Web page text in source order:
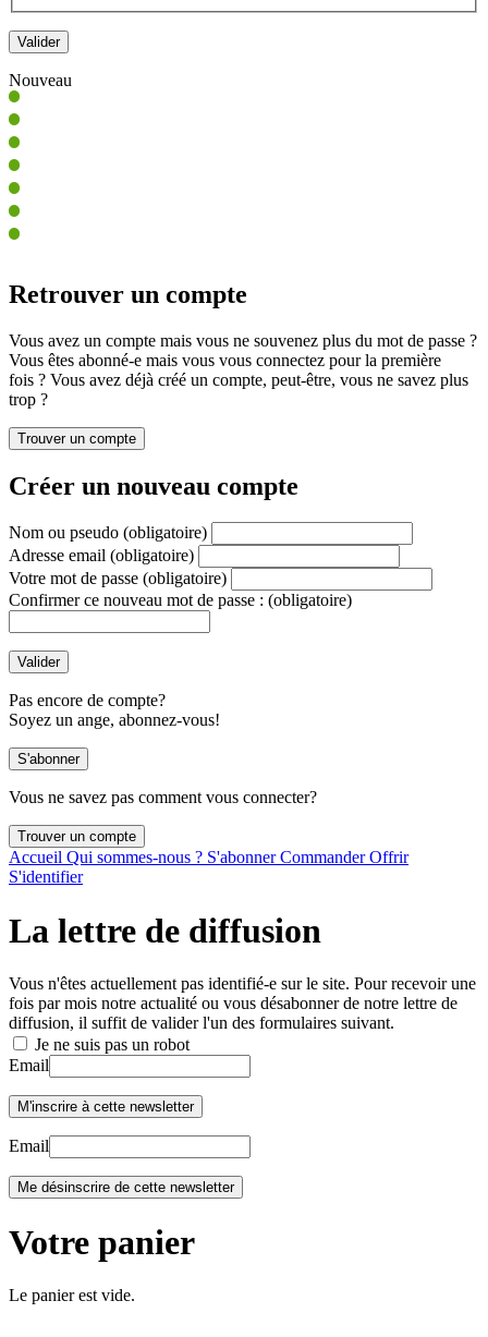
Nouveau
Retrouver un compte
Vous avez un compte mais vous ne souvenez plus du mot de passe ?
Vous êtes abonné-e mais vous vous connectez pour la première
fois ? Vous avez déjà créé un compte, peut-être, vous ne savez plus
trop ?
Créer un nouveau compte
Nom ou pseudo (obligatoire)
Adresse email (obligatoire)
Votre mot de passe (obligatoire)
Confirmer ce nouveau mot de passe : (obligatoire)
Pas encore de compte?
Soyez un ange, abonnez-vous!
Vous ne savez pas comment vous connecter?
Accueil Qui sommes-nous ? S'abonnerCommanderOffrir
S'identifier
La lettre de diffusion
Vous n'êtes actuellement pas identifié-e sur le site. Pour recevoir une
fois par mois notre actualité ou vous désabonner de notre lettre de
diffusion, il suffit de valider l'un des formulaires suivant.
Je ne suis pas un robot
Email
Email
Votre panier
Le panier est vide.